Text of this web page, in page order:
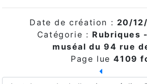
Date de création : 20/
Catégorie : Rubriques
muséal du 94 rue
Page lue4109